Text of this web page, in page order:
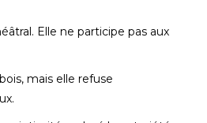
Elle ne participe pas aux
mais elle refuse